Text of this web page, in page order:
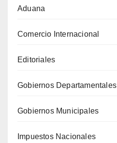
Aduana
Comercio Internacional
Editoriales
Gobiernos Departamentales
Gobiernos Municipales
Impuestos Nacionales